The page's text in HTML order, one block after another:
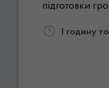
підготовки
1 годину